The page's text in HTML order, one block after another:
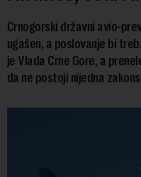
Crnogorski državni avio-
ugašen, a poslovanje bi
je Vlada Crne Gore, a
da ne postoji nijedna